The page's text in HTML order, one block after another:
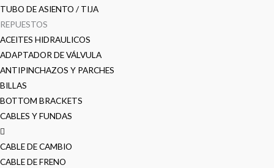
TUBO DE ASIENTO / TIJA
REPUESTOS
ACEITES HIDRAULICOS
ADAPTADOR DE VÁLVULA
ANTIPINCHAZOS Y PARCHES
BILLAS
BOTTOM BRACKETS
CABLES Y FUNDAS
CABLE DE CAMBIO
CABLE DE FRENO